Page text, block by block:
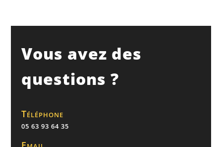
Vous avez des
questions ?
Téléphone
05 63 93 64 35